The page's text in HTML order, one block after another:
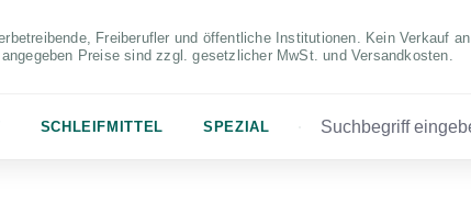
Freiberufler und öffentliche Institutionen. Kein Verkauf an
Preise sind zzgl. gesetzlicher MwSt. und Versandkosten.
SCHLEIFMITTEL SPEZIAL